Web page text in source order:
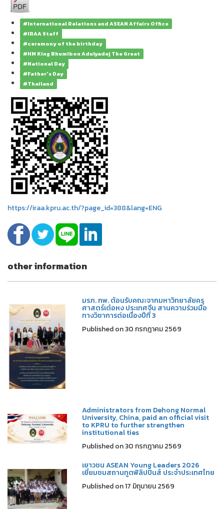
#International Relations and ASEAN Affairs Office
#IRAA Staff
#ceremony of the birthday
#HM King Bhumibon Adulyadej The Great
#National Day
#Father's Day
#Thailand
https://iraa.kpru.ac.th/?page_id=388&lang=ENG
other information
มรภ. กพ. ต้อนรับคณะจากมหาวิทยาลัยครุ
ศาสตร์เต๋อหง ประเทศจีน สานความร่วมมือ
ทางวิชาการต่อเนื่องปีที่ 3
Published on 30 กรกฎาคม 2569
Administrators from Dehong Normal
University, China, paid an official visit
to KPRU to further strengthen
institutional ties
Published on 30 กรกฎาคม 2569
เยาวชน ASEAN Young Leaders 2026
เยี่ยมชมสถานทูตฟิลิปปินส์ ประจำประเทศไทย
Published on 17 มิถุนายน 2569